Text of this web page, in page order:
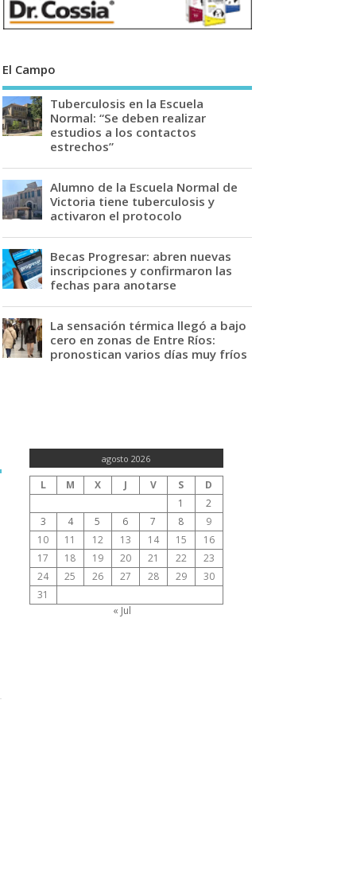
El Campo
Tuberculosis en la Escuela
Normal: “Se deben realizar
estudios a los contactos
estrechos”
Alumno de la Escuela Normal de
Victoria tiene tuberculosis y
activaron el protocolo
Becas Progresar: abren nuevas
inscripciones y confirmaron las
fechas para anotarse
La sensación térmica llegó a bajo
cero en zonas de Entre Ríos:
pronostican varios días muy fríos
agosto 2026
L M X J V S
D
1
2
3
4 5 6 7 8
9
10
11 12 13 14 15
16
17
18 19 20 21 22
23
24
25 26 27 28 29
30
31
« Jul